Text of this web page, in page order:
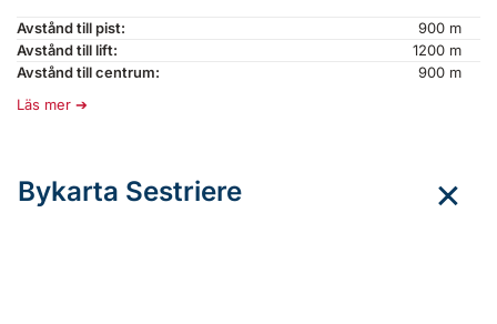
Avstånd till pist:
900 m
Avstånd till lift:
1200 m
Avstånd till centrum:
900 m
Läs mer
Bykarta Sestriere